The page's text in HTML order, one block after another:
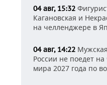
04 авг, 15:32
Кагановская и
на челленджере в
04 авг, 14:22
России не поедет
мира 2027 года по